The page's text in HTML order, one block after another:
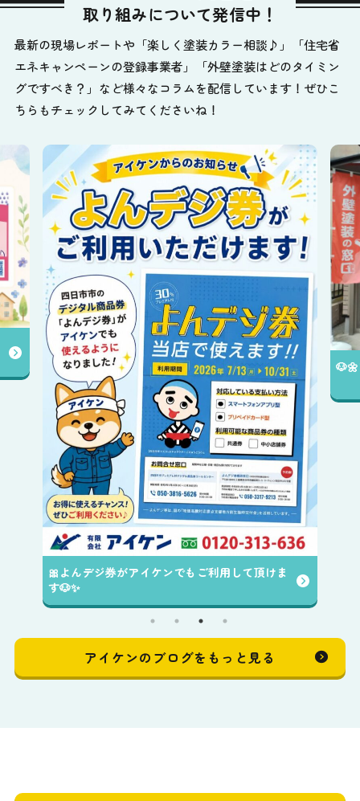
取り組みについて発信中！
最新の現場レポートや「楽しく塗装カラー相談♪」「住宅省
エネキャンペーンの登録事業者」「外壁塗装はどのタイミン
グですべき？」など様々なコラムを配信しています！ぜひこ
ちらもチェックしてみてくださいね！
🐶🌼アイケンの店舗をご紹介します😊✨️
送
アイケンのブログをもっと見る